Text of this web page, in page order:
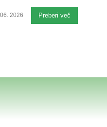
2026 Preberi več